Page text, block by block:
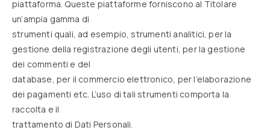
piattaforma. Queste piattaforme forniscono al Titolare
un’ampia gamma di
strumenti quali, ad esempio, strumenti analitici, per la
gestione della registrazione degli utenti, per la gestione
dei commenti e del
database, per il commercio elettronico, per l’elaborazione
dei pagamenti etc. L’uso di tali strumenti comporta la
raccolta e il
trattamento di Dati Personali.